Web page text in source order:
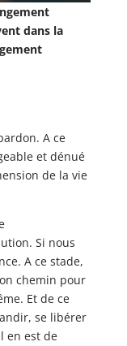
dans la
A ce
et dénué
de la vie
Si nous
A ce stade,
chemin pour
Et de ce
se libérer
en est de